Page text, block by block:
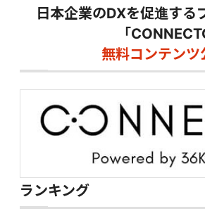
日本企業のDXを促進する
「
無料コンテンツ
ランキング